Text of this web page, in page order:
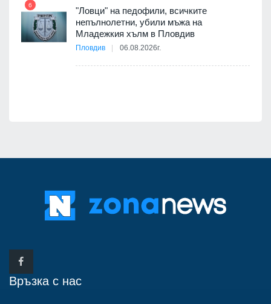
6
"Ловци" на педофили, всичките
непълнолетни, убили мъжа на
Младежкия хълм в Пловдив
Пловдив 06.08.2026г.
Връзка с нас